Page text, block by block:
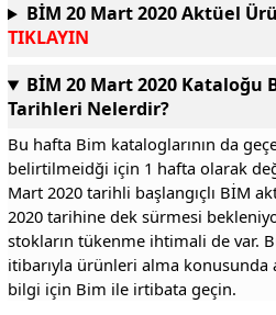
BİM 20 Mart 2020 Aktüel
TIKLAYIN
BİM 20 Mart 2020 Kataloğu
Tarihleri Nelerdir?
Bu hafta Bim kataloglarının da
belirtilmeidği için 1 hafta olarak
Mart 2020 tarihli başlangıçlı BİM
2020 tarihine dek sürmesi
stokların tükenme ihtimali de var.
itibarıyla ürünleri alma konusunda
bilgi için Bim ile irtibata geçin.